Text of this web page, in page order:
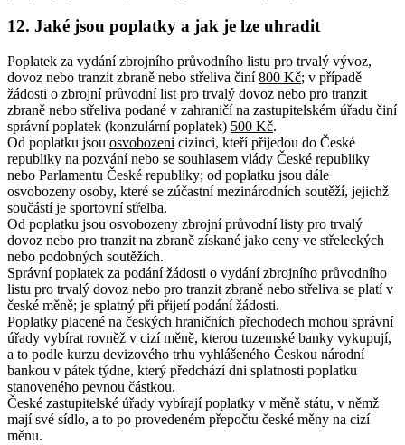
12. Jaké jsou poplatky a jak je lze uhradit
Poplatek za vydání zbrojního průvodního listu pro trvalý vývoz,
dovoz nebo tranzit zbraně nebo střeliva činí800 Kč; v případě
žádosti o zbrojní průvodní list pro trvalý dovoz nebo pro tranzit
zbraně nebo střeliva podané v zahraničí na zastupitelském úřadu činí
správní poplatek (konzulární poplatek) 500 Kč.
Od poplatku jsou osvobozeni cizinci, kteří přijedou do České
republiky na pozvání nebo se souhlasem vlády České republiky
nebo Parlamentu České republiky; od poplatku jsou dále
osvobozeny osoby, které se zúčastní mezinárodních soutěží, jejichž
součástí je sportovní střelba.
Od poplatku jsou osvobozeny zbrojní průvodní listy pro trvalý
dovoz nebo pro tranzit na zbraně získané jako ceny ve střeleckých
nebo podobných soutěžích.
Správní poplatek za podání žádosti o vydání zbrojního průvodního
listu pro trvalý dovoz nebo pro tranzit zbraně nebo střeliva se platí v
české měně; je splatný při přijetí podání žádosti.
Poplatky placené na českých hraničních přechodech mohou správní
úřady vybírat rovněž v cizí měně, kterou tuzemské banky vykupují,
a to podle kurzu devizového trhu vyhlášeného Českou národní
bankou v pátek týdne, který předchází dni splatnosti poplatku
stanoveného pevnou částkou.
České zastupitelské úřady vybírají poplatky v měně státu, v němž
mají své sídlo, a to po provedeném přepočtu české měny na cizí
měnu.